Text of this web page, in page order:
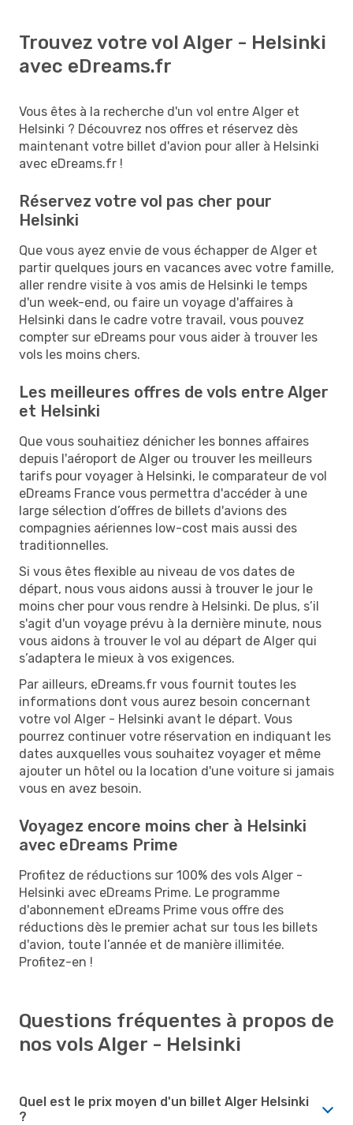
Trouvez votre vol Alger - Helsinki
avec eDreams.fr
Vous êtes à la recherche d'un vol entre Alger et
Helsinki ? Découvrez nos offres et réservez dès
maintenant votre billet d'avion pour aller à Helsinki
avec eDreams.fr !
Réservez votre vol pas cher pour
Helsinki
Que vous ayez envie de vous échapper de Alger et
partir quelques jours en vacances avec votre famille,
aller rendre visite à vos amis de Helsinki le temps
d'un week-end, ou faire un voyage d'affaires à
Helsinki dans le cadre votre travail, vous pouvez
compter sur eDreams pour vous aider à trouver les
vols les moins chers.
Les meilleures offres de vols entre Alger
et Helsinki
Que vous souhaitiez dénicher les bonnes affaires
depuis l'aéroport de Alger ou trouver les meilleurs
tarifs pour voyager à Helsinki, le comparateur de vol
eDreams France vous permettra d'accéder à une
large sélection d’offres de billets d'avions des
compagnies aériennes low-cost mais aussi des
traditionnelles.
Si vous êtes flexible au niveau de vos dates de
départ, nous vous aidons aussi à trouver le jour le
moins cher pour vous rendre à Helsinki. De plus, s’il
s'agit d'un voyage prévu à la dernière minute, nous
vous aidons à trouver le vol au départ de Alger qui
s’adaptera le mieux à vos exigences.
Par ailleurs, eDreams.fr vous fournit toutes les
informations dont vous aurez besoin concernant
votre vol Alger - Helsinki avant le départ. Vous
pourrez continuer votre réservation en indiquant les
dates auxquelles vous souhaitez voyager et même
ajouter un hôtel ou la location d'une voiture si jamais
vous en avez besoin.
Voyagez encore moins cher à Helsinki
avec eDreams Prime
Profitez de réductions sur 100% des vols Alger -
Helsinki avec eDreams Prime. Le programme
d'abonnement eDreams Prime vous offre des
réductions dès le premier achat sur tous les billets
d'avion, toute l’année et de manière illimitée.
Profitez-en !
Questions fréquentes à propos de
nos vols Alger - Helsinki
Quel est le prix moyen d'un billet Alger Helsinki
?